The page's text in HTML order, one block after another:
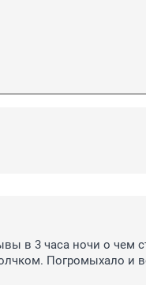
в 3 часа ночи о чем
Погромыхало и